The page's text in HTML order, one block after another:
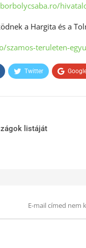
a Hargita és a
teruleten-
Twitter
listáját
E-mail címed nem